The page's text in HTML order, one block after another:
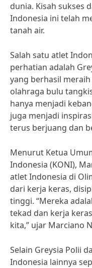
dunia. Kisah sukses
Indonesia ini telah
tanah air.
Salah satu atlet
perhatian adalah
yang berhasil
olahraga bulu
hanya menjadi
juga menjadi
terus berjuang dan
Menurut Ketua
Indonesia (KONI),
atlet Indonesia di
dari kerja keras,
tinggi. “Mereka
tekad dan kerja
kita,” ujar Marciano
Selain Greysia Polii
Indonesia lainnya